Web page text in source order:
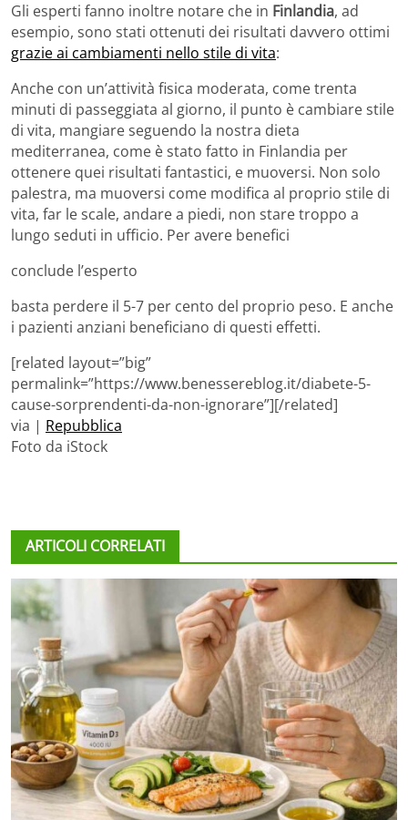
Gli esperti fanno inoltre notare che in Finlandia, ad
esempio, sono stati ottenuti dei risultati davvero ottimi
grazie ai cambiamenti nello stile di vita:
Anche con un’attività fisica moderata, come trenta
minuti di passeggiata al giorno, il punto è cambiare stile
di vita, mangiare seguendo la nostra dieta
mediterranea, come è stato fatto in Finlandia per
ottenere quei risultati fantastici, e muoversi. Non solo
palestra, ma muoversi come modifica al proprio stile di
vita, far le scale, andare a piedi, non stare troppo a
lungo seduti in ufficio. Per avere benefici
conclude l’esperto
basta perdere il 5-7 per cento del proprio peso. E anche
i pazienti anziani beneficiano di questi effetti.
[related layout=”big”
permalink=”https://www.benessereblog.it/diabete-5-
cause-sorprendenti-da-non-ignorare”][/related]
via | Repubblica
Foto da iStock
ARTICOLI CORRELATI